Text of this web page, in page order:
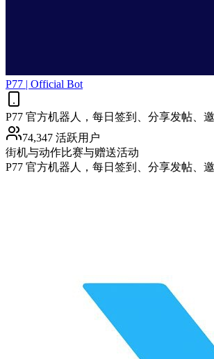
P77 | Official Bot
P77 官方机器人，每日签到、分享发帖、
74,347 活跃用户
街机与动作比赛与赠送活动
P77 官方机器人，每日签到、分享发帖、